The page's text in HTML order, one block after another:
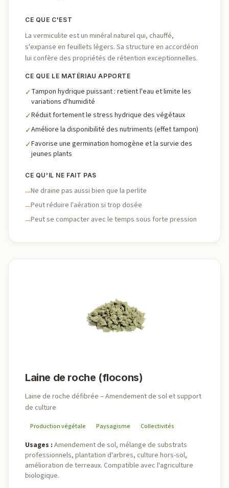
CE QUE C'EST
La vermiculite est un minéral naturel qui, chauffé,
s'expanse en feuillets légers. Sa structure en accordéon
lui confère des propriétés de rétention exceptionnelles.
CE QUE LE MATÉRIAU APPORTE
✓Tampon hydrique puissant : retient l'eau et limite les
variations d'humidité
✓Réduit fortement le stress hydrique des végétaux
✓Améliore la disponibilité des nutriments (effet tampon)
✓Favorise une germination homogène et la survie des
jeunes plants
CE QU'IL NE FAIT PAS
—Ne draine pas aussi bien que la perlite
—Peut réduire l'aération si trop dosée
—Peut se compacter avec le temps sous forte pression
Laine de roche (flocons)
Laine de roche défibrée – Amendement de sol et support
de culture
Production végétale Paysagisme Collectivités
Usages : Amendement de sol, mélange de substrats
professionnels, plantation d'arbres, culture hors-sol,
amélioration de terreaux. Compatible avec l'agriculture
biologique.